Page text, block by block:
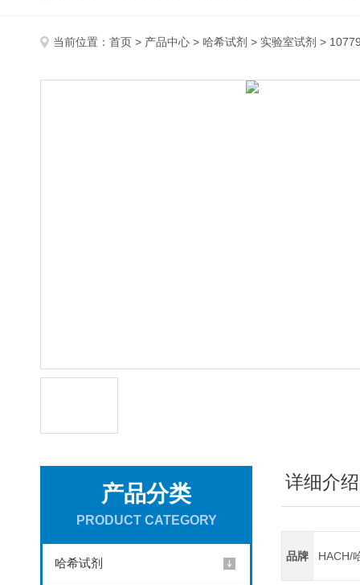
当前位置： 首页 > 产品中心 > 哈希试剂 > 实验室试剂 >
产品分类
PRODUCT CATEGORY
哈希试剂
详细介绍
品牌 HACH/